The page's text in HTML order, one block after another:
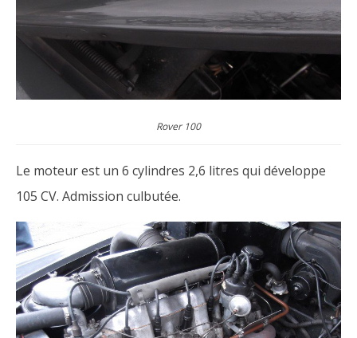
Rover 100
Le moteur est un 6 cylindres 2,6 litres qui développe
105 CV. Admission culbutée.